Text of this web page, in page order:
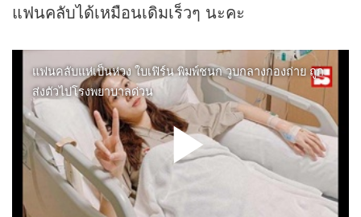
แฟนคลับได้เหมือนเดิมเร็วๆ นะคะ